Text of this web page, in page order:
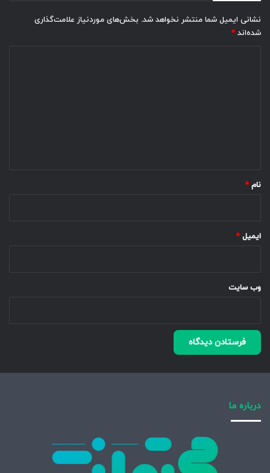
نشانی ایمیل شما منتشر نخواهد شد. بخش‌های موردنیاز علامت‌گذاری
شده‌اند *
نام *
ایمیل *
وب‌ سایت
درباره ما